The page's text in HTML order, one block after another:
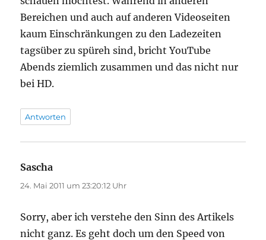
Bereichen und auch auf anderen Videoseiten
kaum Einschränkungen zu den Ladezeiten
tagsüber zu spüreh sind, bricht YouTube
Abends ziemlich zusammen und das nicht nur
bei HD.
Antworten
Sascha
24. Mai 2011 um 23:20:12 Uhr
Sorry, aber ich verstehe den Sinn des Artikels
nicht ganz. Es geht doch um den Speed von